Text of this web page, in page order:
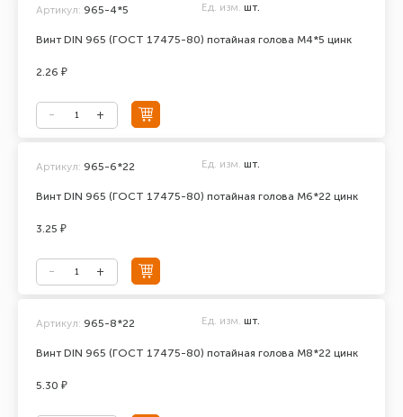
Винт DIN 965 (ГОСТ 17475-80) потайная голова М4*5 цинк
Артикул: 965-4*5 Ед. изм. шт.
2.26 ₽
Винт DIN 965 (ГОСТ 17475-80) потайная голова М6*22 цинк
Артикул: 965-6*22 Ед. изм. шт.
3.25 ₽
Винт DIN 965 (ГОСТ 17475-80) потайная голова М8*22 цинк
Артикул: 965-8*22 Ед. изм. шт.
5.30 ₽